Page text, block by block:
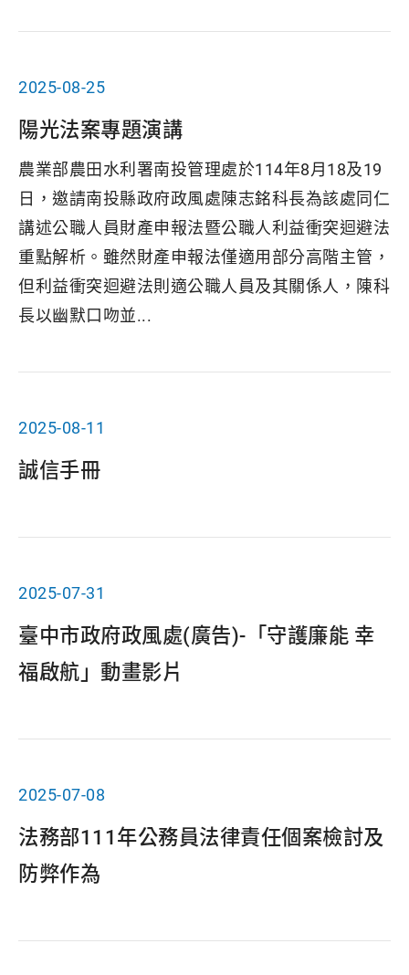
2025-08-25
陽光法案專題演講
農業部農田水利署南投管理處於114年8月18及19
日，邀請南投縣政府政風處陳志銘科長為該處同仁
講述公職人員財產申報法暨公職人利益衝突迴避法
重點解析。雖然財產申報法僅適用部分高階主管，
但利益衝突迴避法則適公職人員及其關係人，陳科
長以幽默口吻並...
2025-08-11
誠信手冊
2025-07-31
臺中市政府政風處(廣告)-「守護廉能 幸
福啟航」動畫影片
2025-07-08
法務部111年公務員法律責任個案檢討及
防弊作為